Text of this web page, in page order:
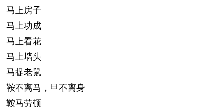
马上房子
马上功成
马上看花
马上墙头
马捉老鼠
鞍不离马，甲不离身
鞍马劳顿